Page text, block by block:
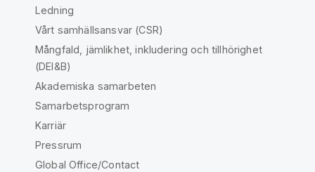
Ledning
Vårt samhällsansvar (CSR)
Mångfald, jämlikhet, inkludering och tillhörighet
(DEI&B)
Akademiska samarbeten
Samarbetsprogram
Karriär
Pressrum
Global Office/Contact